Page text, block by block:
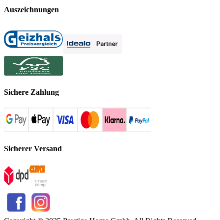
Auszeichnungen
Sichere Zahlung
Sicherer Versand